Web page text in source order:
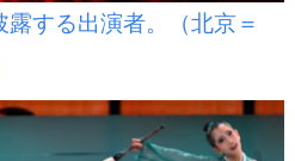
露する出演者。（北京＝